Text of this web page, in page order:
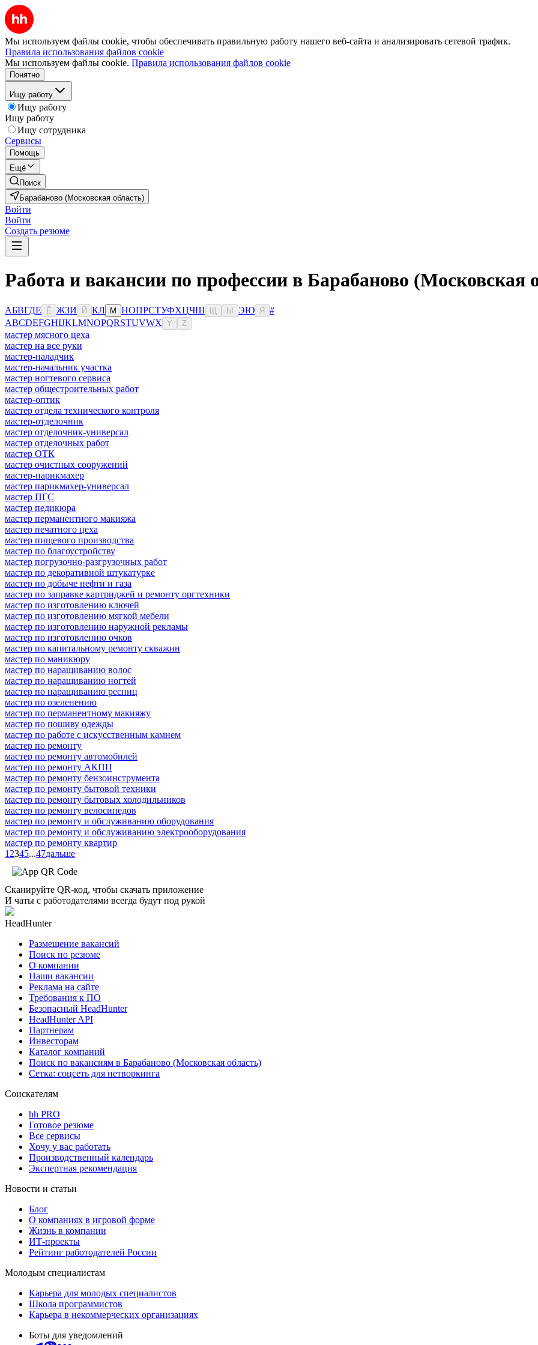
Мы используем файлы cookie, чтобы обеспечивать правильную работу нашего веб-сайта и анализировать сетевой трафик.
Правила использования файлов cookie
Мы используем файлы cookie. Правила использования файлов cookie
Понятно
Ищу работу
Ищу работу
Ищу работу
Ищу сотрудника
Сервисы
Помощь
Ещё
Поиск
Барабаново (Московская область)
Войти
Войти
Создать резюме
Работа и вакансии по профессии в Барабаново (Московская
АБВГДЕ Ё ЖЗИ Й КЛ М НОПРСТУФХЦЧШ Ы ЭЮ Я
#
ABCDEFGHIJKLMNOPQRSTUVWX Y Z
мастер мясного цеха
мастер на все руки
мастер-наладчик
мастер-начальник участка
мастер ногтевого сервиса
мастер общестроительных работ
мастер-оптик
мастер отдела технического контроля
мастер-отделочник
мастер отделочник-универсал
мастер отделочных работ
мастер ОТК
мастер очистных сооружений
мастер-парикмахер
мастер парикмахер-универсал
мастер ПГС
мастер педикюра
мастер перманентного макияжа
мастер печатного цеха
мастер пищевого производства
мастер по благоустройству
мастер погрузочно-разгрузочных работ
мастер по декоративной штукатурке
мастер по добыче нефти и газа
мастер по заправке картриджей и ремонту оргтехники
мастер по изготовлению ключей
мастер по изготовлению мягкой мебели
мастер по изготовлению наружной рекламы
мастер по изготовлению очков
мастер по капитальному ремонту скважин
мастер по маникюру
мастер по наращиванию волос
мастер по наращиванию ногтей
мастер по наращиванию ресниц
мастер по озеленению
мастер по перманентному макияжу
мастер по пошиву одежды
мастер по работе с искусственным камнем
мастер по ремонту
мастер по ремонту автомобилей
мастер по ремонту АКПП
мастер по ремонту бензоинструмента
мастер по ремонту бытовой техники
мастер по ремонту бытовых холодильников
мастер по ремонту велосипедов
мастер по ремонту и обслуживанию оборудования
мастер по ремонту и обслуживанию электрооборудования
мастер по ремонту квартир
1 2345...47дальше
Сканируйте QR-код, чтобы скачать приложение
И чаты с работодателями всегда будут под рукой
HeadHunter
Размещение вакансий
Поиск по резюме
О компании
Наши вакансии
Реклама на сайте
Требования к ПО
Безопасный HeadHunter
HeadHunter API
Партнерам
Инвесторам
Каталог компаний
Поиск по вакансиям в Барабаново (Московская область)
Сетка: соцсеть для нетворкинга
Соискателям
hh PRO
Готовое резюме
Все сервисы
Хочу у вас работать
Производственный календарь
Экспертная рекомендация
Новости и статьи
Блог
О компаниях в игровой форме
Жизнь в компании
ИТ-проекты
Рейтинг работодателей России
Молодым специалистам
Карьера для молодых специалистов
Школа программистов
Карьера в некоммерческих организациях
Боты для уведомлений